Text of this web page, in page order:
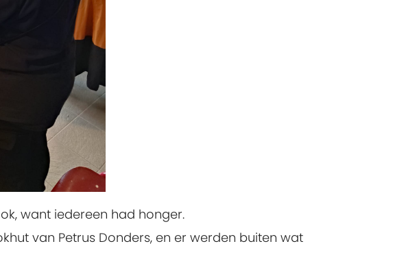
want iedereen had honger.
van Petrus Donders, en er werden buiten wat